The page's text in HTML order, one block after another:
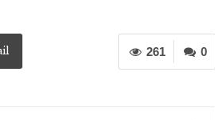
0
261